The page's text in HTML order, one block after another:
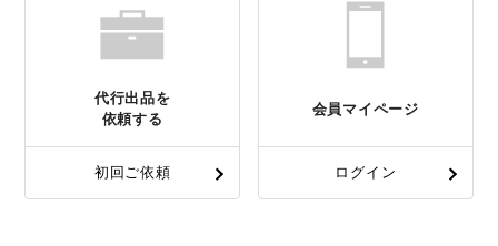
代行出品を
依頼する
初回ご依頼
会員マイページ
ログイン